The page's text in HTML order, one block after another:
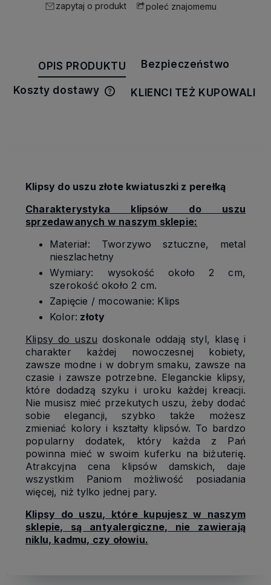
zapytaj o produkt poleć znajomemu
OPIS PRODUKTU Bezpieczeństwo
Koszty dostawy
Cena nie zawiera ewentualnych
KLIENCI TEŻ KUPOWALI
Klipsy do uszu złote kwiatuszki z perełką
Charakterystyka klipsów do uszu
sprzedawanych w naszym sklepie:
Materiał: Tworzywo sztuczne, metal
nieszlachetny
Wymiary: wysokość około 2 cm,
szerokość około 2 cm.
Zapięcie / mocowanie: Klips
Kolor: złoty
Klipsy do uszu doskonale oddają styl, klasę i
charakter każdej nowoczesnej kobiety,
zawsze modne i w dobrym smaku, zawsze na
czasie i zawsze potrzebne. Eleganckie klipsy,
które dodadzą szyku i uroku każdej kreacji.
Nie musisz mieć przekutych uszu, żeby dodać
sobie elegancji, szybko także możesz
zmieniać kolory i kształty klipsów. To bardzo
popularny dodatek, który każda z Pań
powinna mieć w swoim kuferku na biżuterię.
Atrakcyjna cena klipsów damskich, daje
wszystkim Paniom możliwość posiadania
więcej, niż tylko jednej pary.
Klipsy do uszu, które kupujesz w naszym
sklepie, są antyalergiczne, nie zawierają
niklu, kadmu, czy ołowiu.